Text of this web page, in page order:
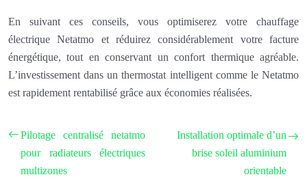
En suivant ces conseils, vous optimiserez votre chauffage
électrique Netatmo et réduirez considérablement votre facture
énergétique, tout en conservant un confort thermique agréable.
L’investissement dans un thermostat intelligent comme le Netatmo
est rapidement rentabilisé grâce aux économies réalisées.
Pilotage centralisé netatmo
pour radiateurs électriques
multizones
Installation optimale d’un
brise soleil aluminium
orientable